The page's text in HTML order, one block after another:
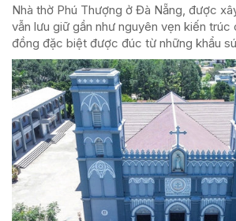
Nhà thờ Phú Thượng ở Đà Nẵng, được
vẫn lưu giữ gần như nguyên vẹn kiến trúc
đồng đặc biệt được đúc từ những khẩu